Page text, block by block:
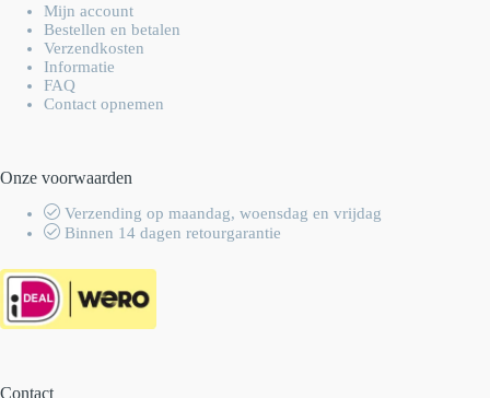
Mijn account
Bestellen en betalen
Verzendkosten
Informatie
FAQ
Contact opnemen
Onze voorwaarden
Verzending op maandag, woensdag en vrijdag
Binnen 14 dagen retourgarantie
Contact